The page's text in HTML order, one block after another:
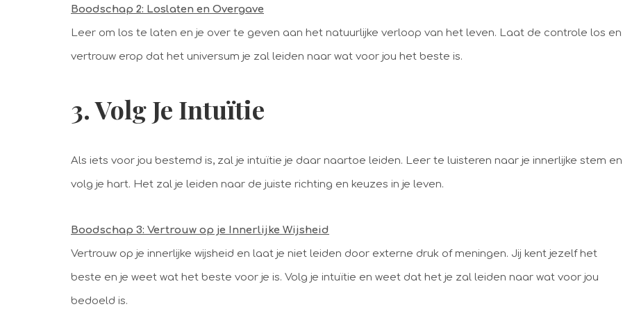
Boodschap 2: Loslaten en Overgave
Leer om los te laten en je over te geven aan het natuurlijke verloop van het leven. Laat de controle los en
vertrouw erop dat het universum je zal leiden naar wat voor jou het beste is.
3. Volg Je Intuïtie
Als iets voor jou bestemd is, zal je intuïtie je daar naartoe leiden. Leer te luisteren naar je innerlijke stem en
volg je hart. Het zal je leiden naar de juiste richting en keuzes in je leven.
Boodschap 3: Vertrouw op je Innerlijke Wijsheid
Vertrouw op je innerlijke wijsheid en laat je niet leiden door externe druk of meningen. Jij kent jezelf het
beste en je weet wat het beste voor je is. Volg je intuïtie en weet dat het je zal leiden naar wat voor jou
bedoeld is.